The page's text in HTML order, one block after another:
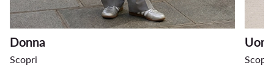
Donna
Scopri Scopri